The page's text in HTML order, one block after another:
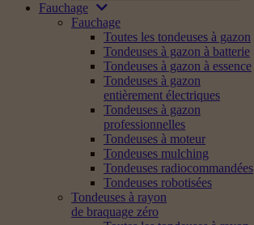
Fauchage
Fauchage
Toutes les tondeuses à gazon
Tondeuses à gazon à batterie
Tondeuses à gazon à essence
Tondeuses à gazon
entièrement électriques
Tondeuses à gazon
professionnelles
Tondeuses à moteur
Tondeuses mulching
Tondeuses radiocommandées
Tondeuses robotisées
Tondeuses à rayon
de braquage zéro